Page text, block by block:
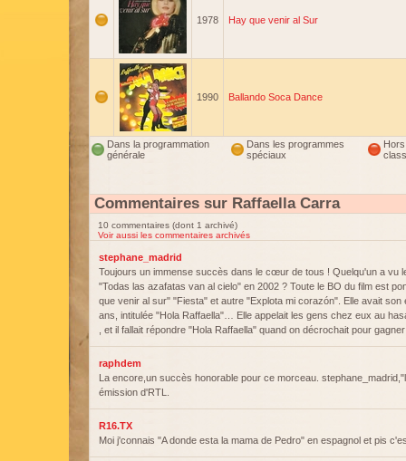
1978 Hay que venir al Sur
1990 Ballando Soca Dance
Dans la programmation
générale
Dans les programmes
spéciaux
Hors
Commentaires sur Raffaella Carra
10 commentaires (dont 1 archivé)
Voir aussi les commentaires archivés
stephane_madrid
Toujours un immense succès dans le cœur de tous ! Quelqu'un a vu
"Todas las azafatas van al cielo" en 2002 ? Toute le BO du film est
que venir al sur" "Fiesta" et autre "Explota mi corazón". Elle avait son
ans, intitulée "Hola Raffaella"… Elle appelait les gens chez eux au
, et il fallait répondre "Hola Raffaella" quand on décrochait pour
raphdem
La encore,un succès honorable pour ce morceau.
émission d'RTL.
R16.TX
Moi j'connais "A donde esta la mama de Pedro" en espagnol et pis